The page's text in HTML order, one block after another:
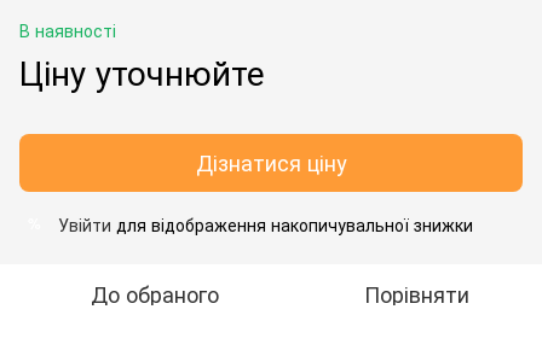
В наявності
Ціну уточнюйте
Дізнатися ціну
Увійти для відображення накопичувальної знижки
До обраного Порівняти